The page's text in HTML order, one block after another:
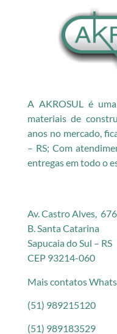
A AKROSUL é
materiais de
anos no mercado,
– RS; Com
entregas em todo o
Av. Castro Alves, 676
B. Santa Catarina
Sapucaia do Sul – RS
CEP 93214-060
Mais contatos
(51) 989215120
(51) 989183529